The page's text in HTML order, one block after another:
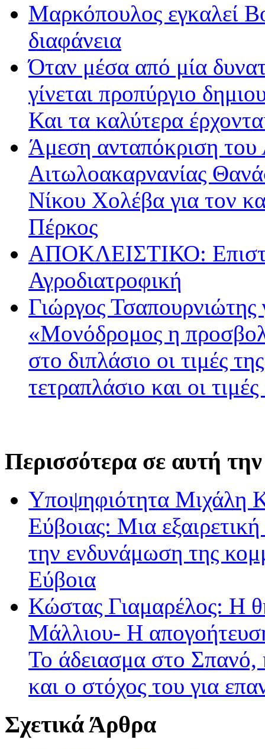
Μαρκόπουλος εγκαλεί
διαφάνεια
Όταν μέσα από μία
γίνεται προπύργιο
Και τα καλύτερα
Άμεση ανταπόκριση του
Αιτωλοακαρνανίας
Νίκου Χολέβα για τον
Πέρκος
ΑΠΟΚΛΕΙΣΤΙΚΟ:
Αγροδιατροφική
Γιώργος
«Μονόδρομος η
στο διπλάσιο οι τιμές
τετραπλάσιο και οι
Περισσότερα σε αυτή
Υποψηφιότητα Μιχάλη
Εύβοιας: Μια
την ενδυνάμωση της
Εύβοια
Κώστας Γιαμαρέλος: Η
Μάλλιου- Η
Το άδειασμα στο Σπανό,
και ο στόχος του για
Σχετικά Άρθρα